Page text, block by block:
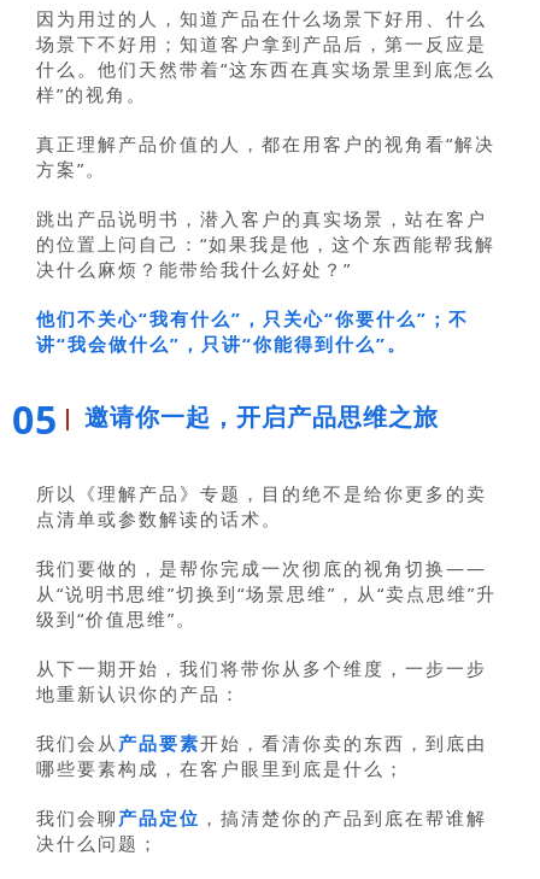
因为用过的人，知道产品在什么场景下好用、什么
场景下不好用；知道客户拿到产品后，第一反应是
什么。他们天然带着“这东西在真实场景里到底怎么
样”的视角。
真正理解产品价值的人，都在用客户的视角看“解决
方案”。
跳出产品说明书，潜入客户的真实场景，站在客户
的位置上问自己：“如果我是他，这个东西能帮我解
决什么麻烦？能带给我什么好处？”
他们不关心“我有什么”，只关心“你要什么”；不
讲“我会做什么”，只讲“你能得到什么”。
05 邀请你一起，开启产品思维之旅
所以《理解产品》专题，目的绝不是给你更多的卖
点清单或参数解读的话术。
我们要做的，是帮你完成一次彻底的视角切换——
从“说明书思维”切换到“场景思维”，从“卖点思维”升
级到“价值思维”。
从下一期开始，我们将带你从多个维度，一步一步
地重新认识你的产品：
我们会从 产品要素开始，看清你卖的东西，到底由
哪些要素构成，在客户眼里到底是什么；
我们会聊 产品定位 ，搞清楚你的产品到底在帮谁解
决什么问题；